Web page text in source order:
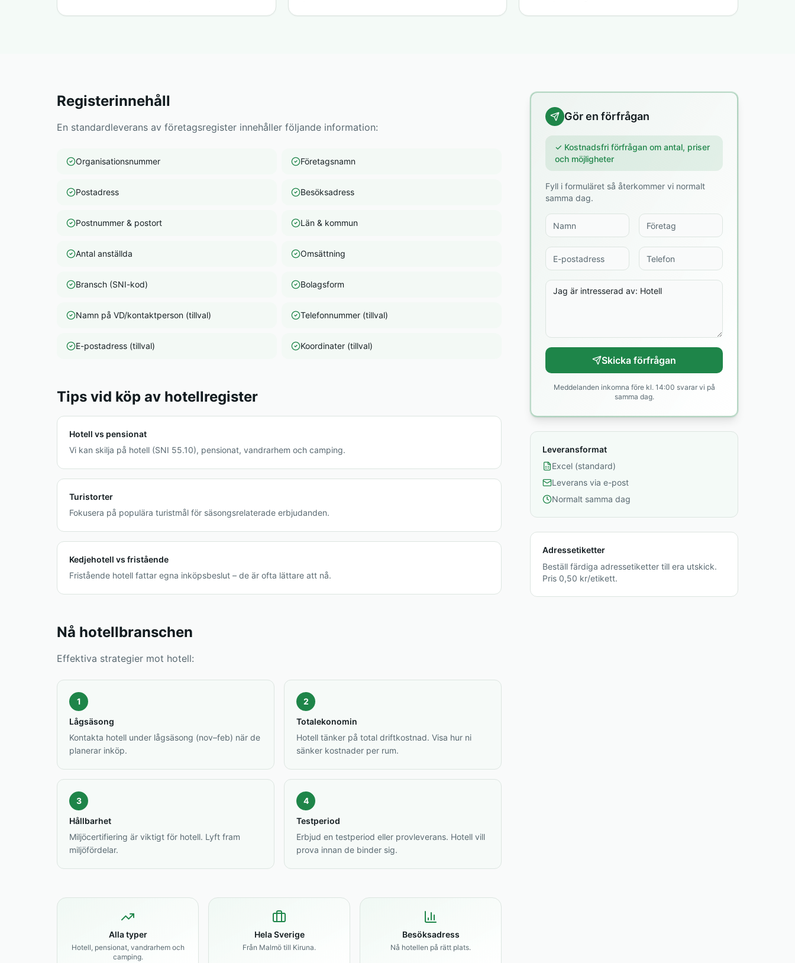
Registerinnehåll
En standardleverans av företagsregister innehåller följande information:
Organisationsnummer Företagsnamn
Postadress Besöksadress
Postnummer & postort Län & kommun
Antal anställda Omsättning
Bransch (SNI-kod) Bolagsform
Namn på VD/kontaktperson (tillval) Telefonnummer (tillval)
E-postadress (tillval) Koordinater (tillval)
Tips vid köp av hotellregister
Hotell vs pensionat
Vi kan skilja på hotell (SNI 55.10), pensionat, vandrarhem och camping.
Turistorter
Fokusera på populära turistmål för säsongsrelaterade erbjudanden.
Kedjehotell vs fristående
Fristående hotell fattar egna inköpsbeslut – de är ofta lättare att nå.
Nå hotellbranschen
Effektiva strategier mot hotell:
1
Lågsäsong
Kontakta hotell under lågsäsong (nov–feb) när de
planerar inköp.
2
Totalekonomin
Hotell tänker på total driftkostnad. Visa hur ni
sänker kostnader per rum.
3
Hållbarhet
Miljöcertifiering är viktigt för hotell. Lyft fram
miljöfördelar.
4
Testperiod
Erbjud en testperiod eller provleverans. Hotell vill
prova innan de binder sig.
Alla typer
Hotell, pensionat, vandrarhem och
camping.
Hela Sverige
Från Malmö till Kiruna.
Besöksadress
Nå hotellen på rätt plats.
Gör en förfrågan
✓ Kostnadsfri förfrågan om antal, priser
och möjligheter
Fyll i formuläret så återkommer vi normalt
samma dag.
Skicka förfrågan
Meddelanden inkomna före kl. 14:00 svarar vi på
samma dag.
Leveransformat
Excel (standard)
Leverans via e-post
Normalt samma dag
Adressetiketter
Beställ färdiga adressetiketter till era utskick.
Pris 0,50 kr/etikett.